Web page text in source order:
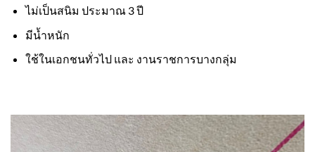
ไม่เป็นสนิม ประมาณ 3 ปี
มีน้ำหนัก
ใช้ในเอกชนทั่วไป และ งานราชการบางกลุ่ม